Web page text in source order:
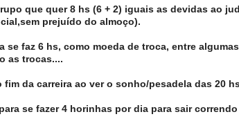
que quer 8 hs (6 + 2) iguais as devidas ao
prejuído do almoço).
se faz 6 hs, como moeda de troca, entre
as trocas....
fim da carreira ao ver o sonho/pesadela das 20
se fazer 4 horinhas por dia para sair